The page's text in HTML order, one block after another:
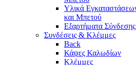
Υλικά
και Μπετού
Εξαρτήματα
Συνδέσεις & Κλέμμες
Back
Κάψες Καλωδίων
Κλέμμες